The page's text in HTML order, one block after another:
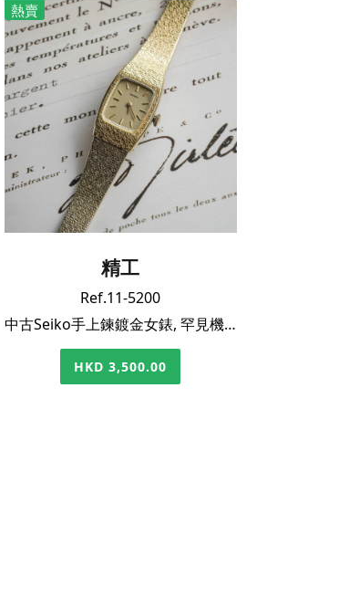
熱賣
精工
Ref.11-5200
中古Seiko手上鍊鍍金女錶, 罕見機械機芯款
HKD 3,500.00